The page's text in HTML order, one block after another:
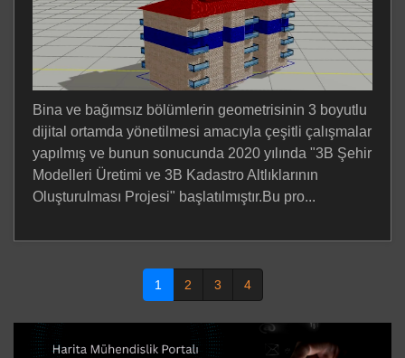
Bina ve bağımsız bölümlerin geometrisinin 3 boyutlu
dijital ortamda yönetilmesi amacıyla çeşitli çalışmalar
yapılmış ve bunun sonucunda 2020 yılında "3B Şehir
Modelleri Üretimi ve 3B Kadastro Altlıklarının
Oluşturulması Projesi" başlatılmıştır.Bu pro...
1 2 3 4